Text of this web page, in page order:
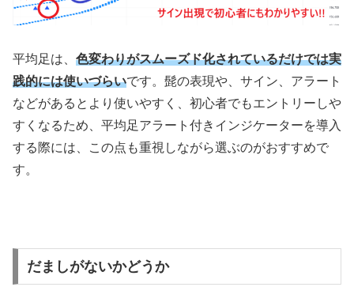
平均足は、 色変わりがスムーズド化されているだけでは実
践的には使いづらいです。髭の表現や、サイン、アラート
などがあるとより使いやすく、初心者でもエントリーしや
すくなるため、平均足アラート付きインジケーターを導入
する際には、この点も重視しながら選ぶのがおすすめで
す。
だましがないかどうか